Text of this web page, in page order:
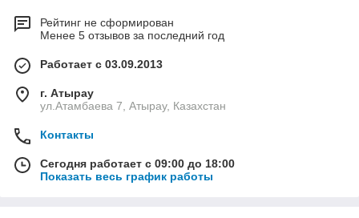
Рейтинг не сформирован
Менее 5 отзывов за последний год
Работает с 03.09.2013
г. Атырау
ул.Атамбаева 7, Атырау, Казахстан
Контакты
Сегодня работает с 09:00 до 18:00
Показать весь график работы